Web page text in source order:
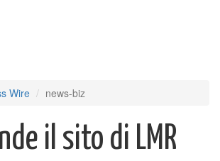
Wire news-biz
il sito di LMR